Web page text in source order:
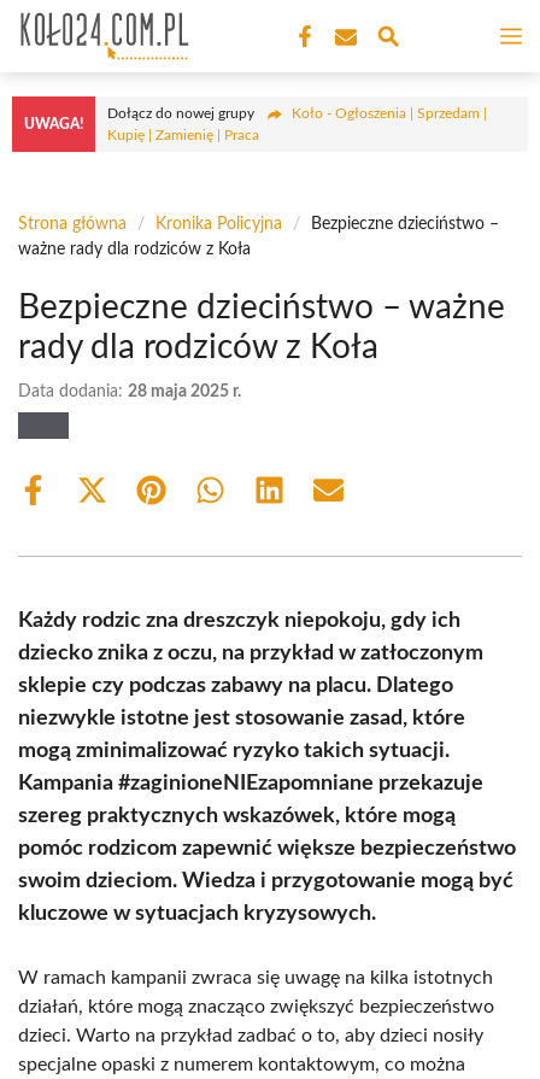
Przejdź
treści
UWAGA!
Dołącz do nowej grupy
Koło - Ogłoszenia | Sprzedam |
Kupię | Zamienię | Praca
Strona główna / Kronika Policyjna /
Bezpieczne dzieciństwo –
ważne rady dla rodziców z Koła
Bezpieczne dzieciństwo – ważne
rady dla rodziców z Koła
Data dodania: 28 maja 2025 r.
Share
Share
(Twitter)
Share Share Share Share
Każdy rodzic zna dreszczyk niepokoju, gdy ich
dziecko znika z oczu, na przykład w zatłoczonym
sklepie czy podczas zabawy na placu. Dlatego
niezwykle istotne jest stosowanie zasad, które
mogą zminimalizować ryzyko takich sytuacji.
Kampania #zaginioneNIEzapomniane przekazuje
szereg praktycznych wskazówek, które mogą
pomóc rodzicom zapewnić większe bezpieczeństwo
swoim dzieciom. Wiedza i przygotowanie mogą być
kluczowe w sytuacjach kryzysowych.
W ramach kampanii zwraca się uwagę na kilka istotnych
działań, które mogą znacząco zwiększyć bezpieczeństwo
dzieci. Warto na przykład zadbać o to, aby dzieci nosiły
specjalne opaski z numerem kontaktowym, co można